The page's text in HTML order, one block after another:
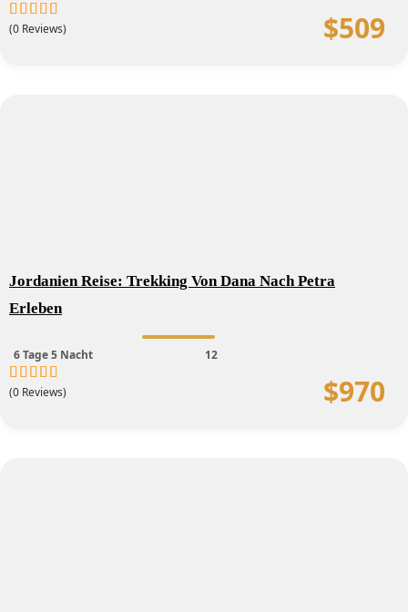
$509
0
5
(0 Reviews)
Jordanien Reise: Trekking Von Dana Nach Petra
Erleben
6 Tage 5 Nacht 12
$970
0
5
(0 Reviews)